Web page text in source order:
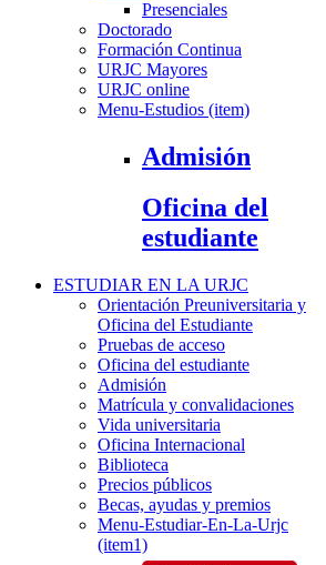
Presenciales
Doctorado
Formación Continua
URJC Mayores
URJC online
Menu-Estudios (item)
Admisión
Oficina del
estudiante
ESTUDIAR EN LA URJC
Orientación Preuniversitaria y
Oficina del Estudiante
Pruebas de acceso
Oficina del estudiante
Admisión
Matrícula y convalidaciones
Vida universitaria
Oficina Internacional
Biblioteca
Precios públicos
Becas, ayudas y premios
Menu-Estudiar-En-La-Urjc
(item1)